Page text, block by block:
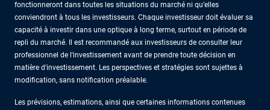
fonctionneront dans toutes les situations du marché ni qu’elles
conviendront à tous les investisseurs. Chaque investisseur doit évaluer sa
capacité à investir dans une optique à long terme, surtout en période de
repli du marché. Il est recommandé aux investisseurs de consulter leur
professionnel de l'investissement avant de prendre toute décision en
matière d'investissement. Les perspectives et stratégies sont sujettes à
modification, sans notification préalable.
Les prévisions, estimations, ainsi que certaines informations contenues